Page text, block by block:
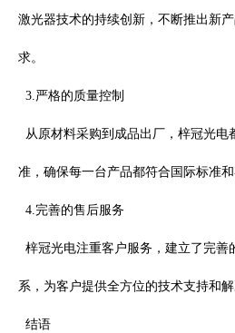
激光器技术的持续创新，不断推出新
求。
3.严格的质量控制
从原材料采购到成品出厂，梓冠光电
准，确保每一台产品都符合国际标准和
4.完善的售后服务
梓冠光电注重客户服务，建立了完善
系，为客户提供全方位的技术支持和解
结语